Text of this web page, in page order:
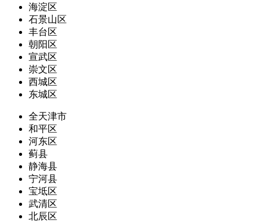
海淀区
石景山区
丰台区
朝阳区
宣武区
崇文区
西城区
东城区
全天津市
和平区
河东区
蓟县
静海县
宁河县
宝坻区
武清区
北辰区